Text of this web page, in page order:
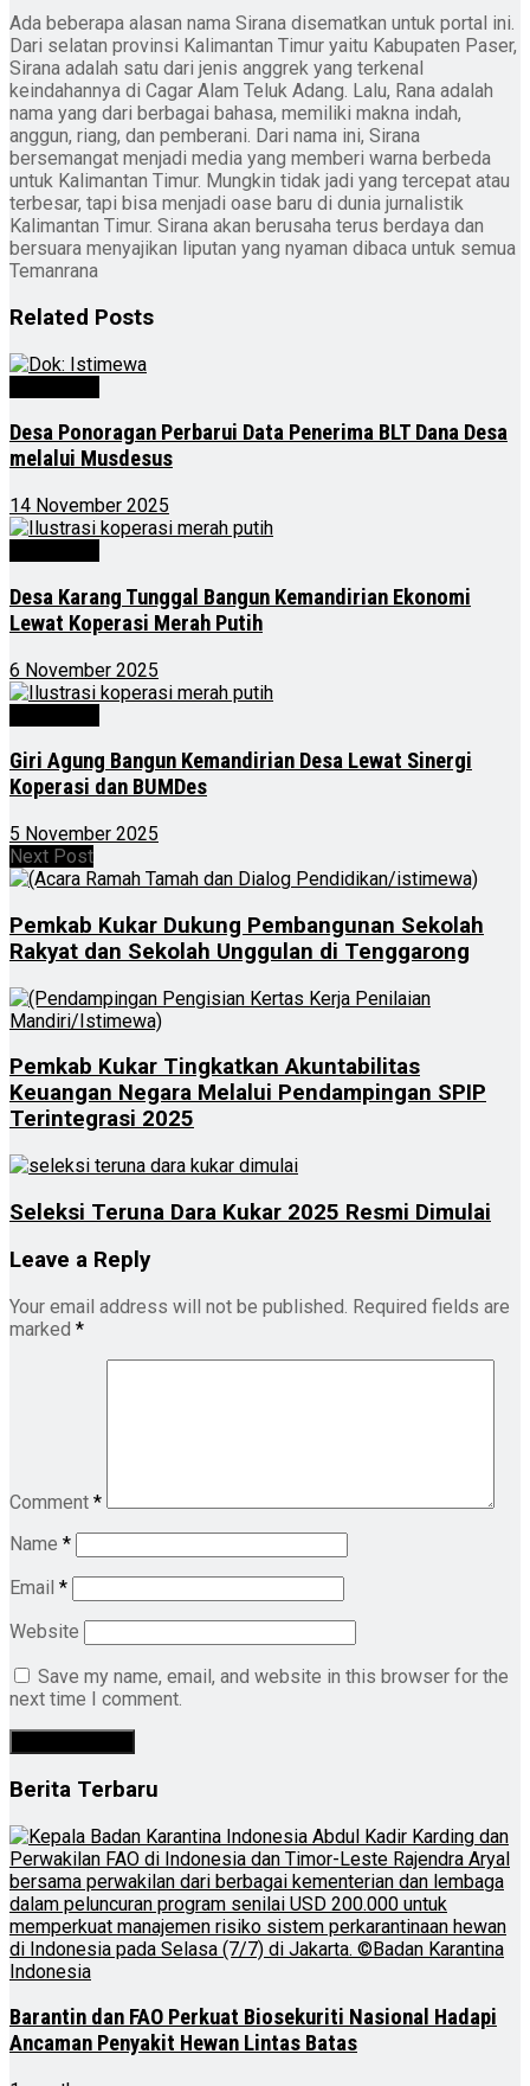
Ada beberapa alasan nama Sirana disematkan untuk portal ini.
Dari selatan provinsi Kalimantan Timur yaitu Kabupaten Paser,
Sirana adalah satu dari jenis anggrek yang terkenal
keindahannya di Cagar Alam Teluk Adang. Lalu, Rana adalah
nama yang dari berbagai bahasa, memiliki makna indah,
anggun, riang, dan pemberani. Dari nama ini, Sirana
bersemangat menjadi media yang memberi warna berbeda
untuk Kalimantan Timur. Mungkin tidak jadi yang tercepat atau
terbesar, tapi bisa menjadi oase baru di dunia jurnalistik
Kalimantan Timur. Sirana akan berusaha terus berdaya dan
bersuara menyajikan liputan yang nyaman dibaca untuk semua
Temanrana
Related Posts
Desa Ponoragan Perbarui Data Penerima BLT Dana Desa
melalui Musdesus
14 November 2025
Desa Karang Tunggal Bangun Kemandirian Ekonomi
Lewat Koperasi Merah Putih
6 November 2025
Giri Agung Bangun Kemandirian Desa Lewat Sinergi
Koperasi dan BUMDes
5 November 2025
Next Post
Pemkab Kukar Dukung Pembangunan Sekolah
Rakyat dan Sekolah Unggulan di Tenggarong
Pemkab Kukar Tingkatkan Akuntabilitas
Keuangan Negara Melalui Pendampingan SPIP
Terintegrasi 2025
Seleksi Teruna Dara Kukar 2025 Resmi Dimulai
Leave a Reply
Your email address will not be published. Required fields are
marked *
Comment *
Name *
Email *
Website
Save my name, email, and website in this browser for the
next time I comment.
Berita Terbaru
Barantin dan FAO Perkuat Biosekuriti Nasional Hadapi
Ancaman Penyakit Hewan Lintas Batas